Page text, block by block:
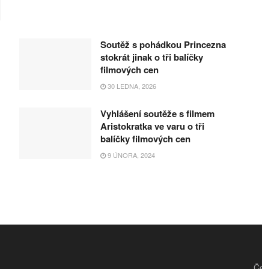
Soutěž s pohádkou Princezna
stokrát jinak o tři balíčky
filmových cen
30 LEDNA, 2026
Vyhlášení soutěže s filmem
Aristokratka ve varu o tři
balíčky filmových cen
9 ÚNORA, 2024